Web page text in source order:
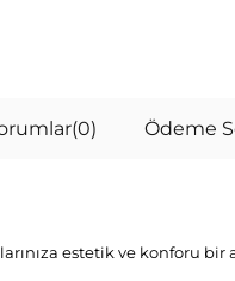
(0) Ödeme
estetik ve konforu